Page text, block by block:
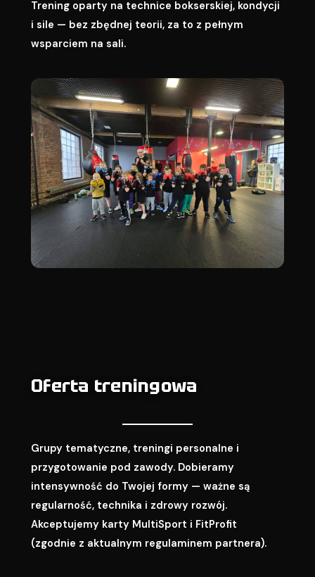
Trening oparty na technice bokserskiej, kondycji
i sile — bez zbędnej teorii, za to z pełnym
wsparciem na sali.
Oferta treningowa
Grupy tematyczne, treningi personalne i
przygotowanie pod zawody. Dobieramy
intensywność do Twojej formy — ważne są
regularność, technika i zdrowy rozwój.
Akceptujemy karty MultiSport i FitProfit
(zgodnie z aktualnym regulaminem partnera).